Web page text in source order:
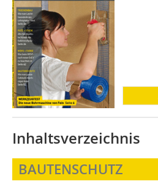
Inhaltsverzeichnis
BAUTENSCHUTZ